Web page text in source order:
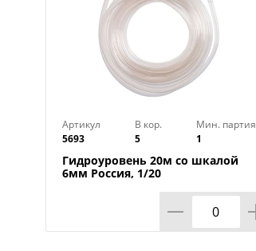
Артикул
5693
В кор.
5
Мин. партия
1
Гидроуровень 20м со шкалой
6мм Россия, 1/20